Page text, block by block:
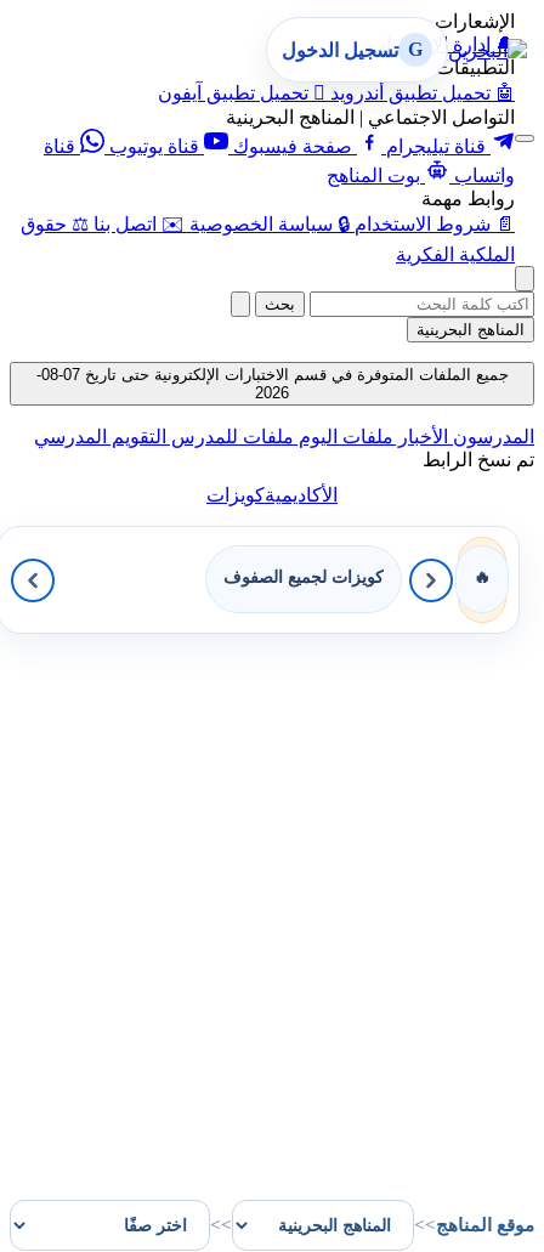
الإشعارات
🔔 إدارة الإشعارات
التطبيقات
🤖 تحميل تطبيق أندرويد  تحميل تطبيق آيفون
التواصل الاجتماعي | المناهج البحرينية
قناة تيليجرام
صفحة فيسبوك قناة يوتيوب
قناة
واتساب
بوت المناهج
روابط مهمة
📄 شروط الاستخدام 🔒 سياسة الخصوصية ✉️ اتصل بنا ⚖️ حقوق
الملكية الفكرية
G تسجيل الدخول
بحث
المناهج البحرينية
جميع الملفات المتوفرة في قسم الاختبارات الإلكترونية حتى تاريخ 07-08-
2026
المدرسون الأخبار ملفات اليوم ملفات للمدرس التقويم المدرسي
تم نسخ الرابط
الأكاديميةكويزات
🔥 كويزات لجميع الصفوف
موقع المناهج>>
>>